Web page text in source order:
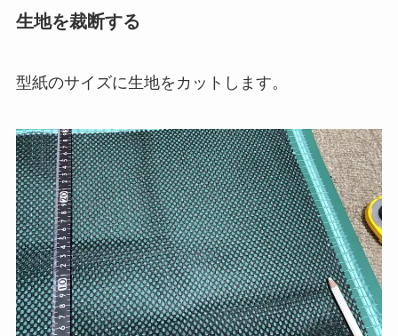
生地を裁断する
型紙のサイズに生地をカットします。